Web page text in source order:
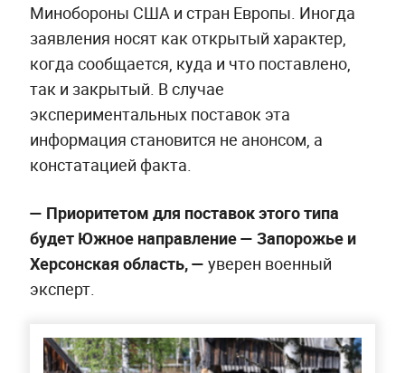
Минобороны США и стран Европы. Иногда
заявления носят как открытый характер,
когда сообщается, куда и что поставлено,
так и закрытый. В случае
экспериментальных поставок эта
информация становится не анонсом, а
констатацией факта.
— Приоритетом для поставок этого типа
будет Южное направление — Запорожье и
Херсонская область, — уверен военный
эксперт.